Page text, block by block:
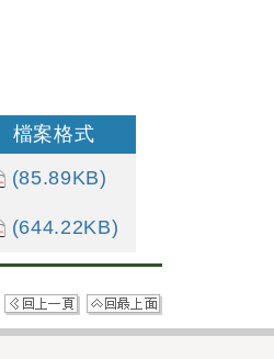
檔案格式
(85.89KB)
(644.22KB)